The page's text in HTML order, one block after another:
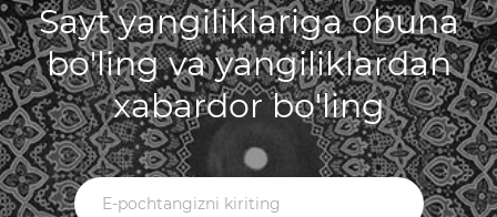
Sayt yangiliklariga obuna
bo'ling va yangiliklardan
xabardor bo'ling